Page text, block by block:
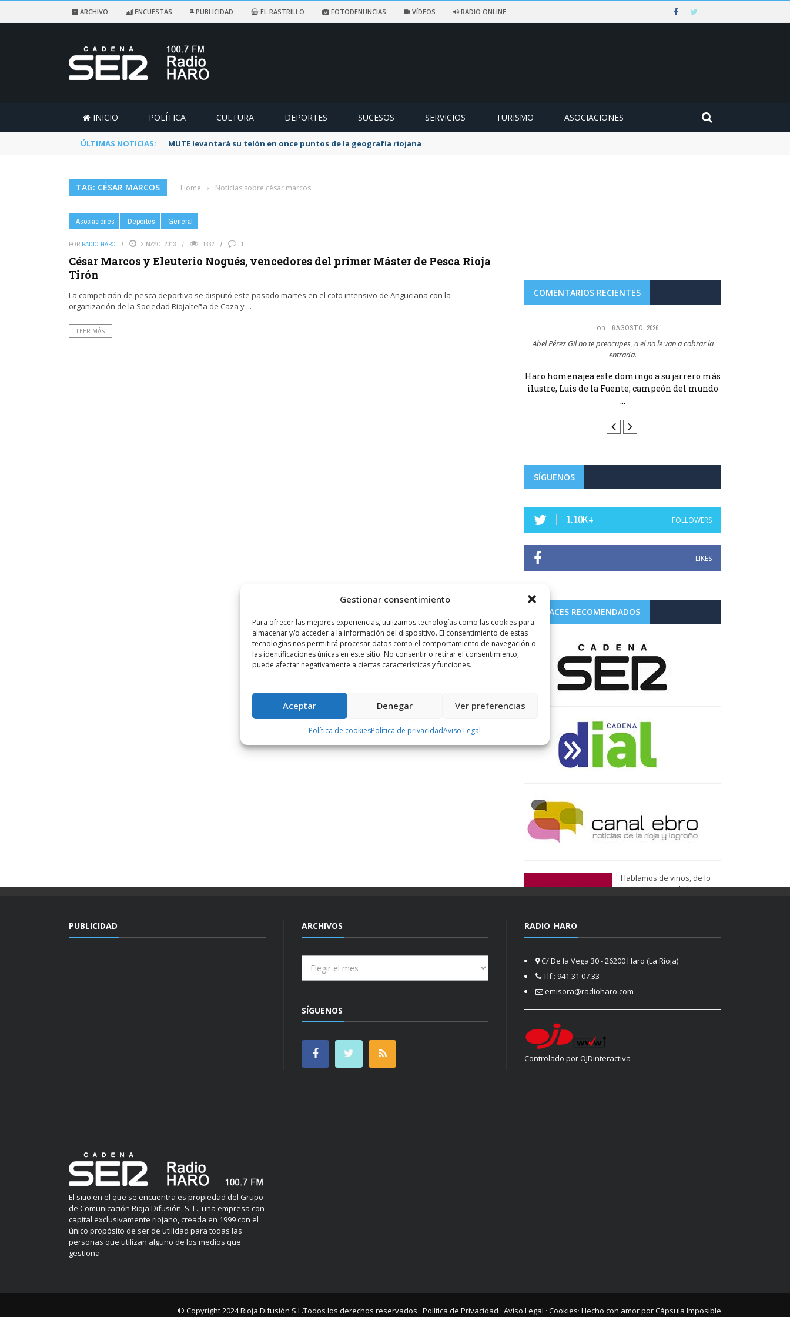
Gestionar consentimiento
Para ofrecer las mejores experiencias, utilizamos tecnologías como las cookies para
almacenar y/o acceder a la información del dispositivo. El consentimiento de estas
tecnologías nos permitirá procesar datos como el comportamiento de navegación o
las identificaciones únicas en este sitio. No consentir o retirar el consentimiento,
puede afectar negativamente a ciertas características y funciones.
Aceptar Denegar Ver preferencias
Política de cookiesPolítica de privacidadAviso Legal
ARCHIVO ENCUESTAS PUBLICIDAD EL RASTRILLO FOTODENUNCIAS VÍDEOS RADIO ONLINE
INICIO POLÍTICA CULTURA DEPORTES SUCESOS SERVICIOS TURISMO ASOCIACIONES
ÚLTIMAS NOTICIAS: MUTE levantará su telón en once puntos de la geografía riojana
TAG: CÉSAR MARCOS Home › Noticias sobre césar marcos
Asociaciones Deportes General
POR RADIO HARO 2 MAYO, 2013 1332 1
César Marcos y Eleuterio Nogués, vencedores del primer Máster de Pesca Rioja
Tirón
La competición de pesca deportiva se disputó este pasado martes en el coto intensivo de Anguciana con la
organización de la Sociedad Riojalteña de Caza y ...
LEER MÁS
COMENTARIOS RECIENTES
on 6 AGOSTO, 2026
Abel Pérez Gil no te preocupes, a el no le van a cobrar la
entrada.
Haro homenajea este domingo a su jarrero más
ilustre, Luis de la Fuente, campeón del mundo
...
SÍGUENOS
1.10K+ FOLLOWERS
LIKES
ENLACES RECOMENDADOS
Hablamos de vinos, de lo
que nos gusta, de lo que
PUBLICIDAD
El sitio en el que se encuentra es propiedad del Grupo
de Comunicación Rioja Difusión, S. L., una empresa con
capital exclusivamente riojano, creada en 1999 con el
único propósito de ser de utilidad para todas las
personas que utilizan alguno de los medios que
gestiona
ARCHIVOS
SÍGUENOS
RADIO HARO
C/ De la Vega 30 - 26200 Haro (La Rioja)
Tlf.: 941 31 07 33
emisora@radioharo.com
Controlado por OJDinteractiva
© Copyright 2024Rioja Difusión S.L.Todos los derechos reservados · Política de Privacidad · Aviso Legal · Cookies· Hecho con amor porCápsula Imposible